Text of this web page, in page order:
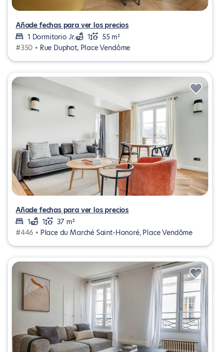
Añade fechas para ver los precios
1 Dormitorio Jr.
1
55 m²
#350 • Rue Duphot, Place Vendôme
Añade fechas para ver los precios
1
1
37 m²
#446 • Place du Marché Saint-Honoré, Place Vendôme